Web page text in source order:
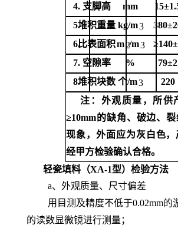
4. 支脚高 mm 15±
5.堆积重量 kg/m3 380±
6.比表面积m 2/m3 ≥140±
7. 空隙率 % 79±2
8.堆积块数 个/m3
220
注：外观质量，所供
≥10mm的缺角、破边、
现象，外面应为灰白色
经甲方检验确认合格。
轻瓷填料（XA-1型）检验方法
a、外观质量、尺寸偏差
用目测及精度不低于0.02mm的
的读数显微镜进行测量；